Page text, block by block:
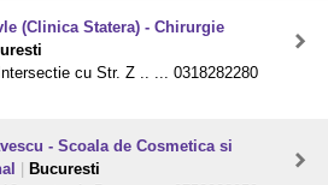
(Clinica Statera) - Chirurgie
cu Str. Z .. ... 0318282280
- Scoala de Cosmetica si
Bucuresti